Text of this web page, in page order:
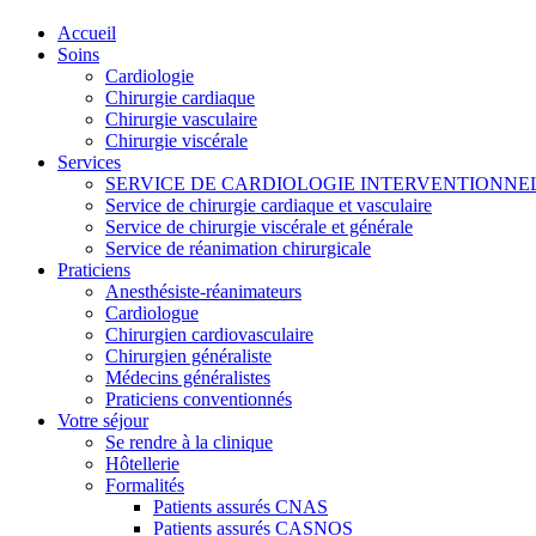
Accueil
Soins
Cardiologie
Chirurgie cardiaque
Chirurgie vasculaire
Chirurgie viscérale
Services
SERVICE DE CARDIOLOGIE
Service de chirurgie cardiaque et vasculaire
Service de chirurgie viscérale et générale
Service de réanimation chirurgicale
Praticiens
Anesthésiste-réanimateurs
Cardiologue
Chirurgien cardiovasculaire
Chirurgien généraliste
Médecins généralistes
Praticiens conventionnés
Votre séjour
Se rendre à la clinique
Hôtellerie
Formalités
Patients assurés CNAS
Patients assurés CASNOS